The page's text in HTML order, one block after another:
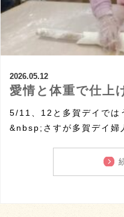
2026.05.12
愛情と体重で仕上
5/11、12と多賀デイでは
&nbsp;さすが多賀デイ婦